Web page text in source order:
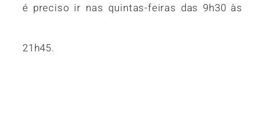
é preciso ir nas quintas-feiras das 9h30 às
21h45.